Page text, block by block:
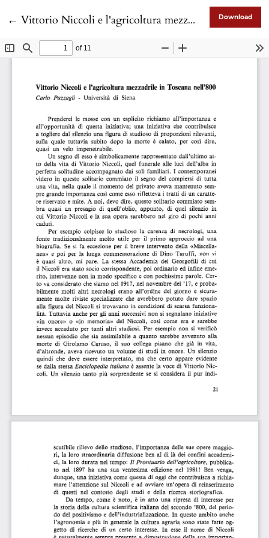
← Return to Article Details
Vittorio Niccoli e l'agricoltura mezzadrile in Toscana nell'800 Download